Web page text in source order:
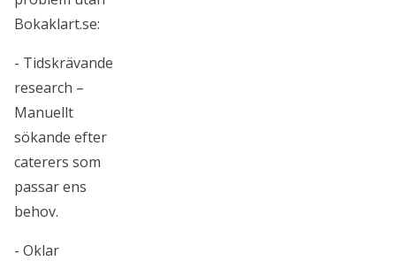
Bokaklart.se:
- Tidskrävande
research –
Manuellt
sökande efter
caterers som
passar ens
behov.
- Oklar